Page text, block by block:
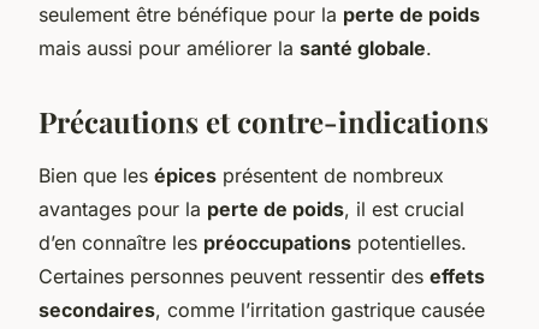
seulement être bénéfique pour la perte de poids
mais aussi pour améliorer la santé globale.
Précautions et contre-indications
Bien que les épices présentent de nombreux
avantages pour la perte de poids, il est crucial
d’en connaître les préoccupations potentielles.
Certaines personnes peuvent ressentir des effets
secondaires, comme l’irritation gastrique causée